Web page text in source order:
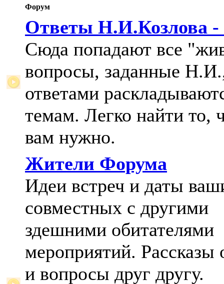
Форум
Ответы Н.И.Козлова -
Сюда попадают все
вопросы, заданные
ответами
темам. Легко найти то,
вам нужно.
Жители Форума
Идеи встреч и даты
совместных с другими
здешними обитателями
мероприятий. Рассказы
и вопросы друг другу.